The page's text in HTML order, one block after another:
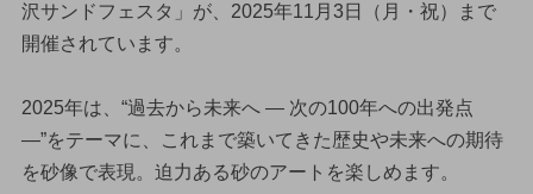
沢サンドフェスタ」が、2025年11月3日（月・祝）まで
開催されています。
2025年は、“過去から未来へ — 次の100年への出発点
—”をテーマに、これまで築いてきた歴史や未来への期待
を砂像で表現。迫力ある砂のアートを楽しめます。